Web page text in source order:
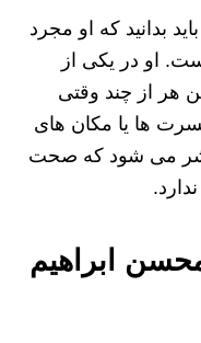
بدانید که او مجرد
او در یکی از
هر از چند وقتی
ها یا مکان های
می شود که صحت
ابراهیم